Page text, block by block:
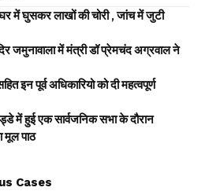
में घुसकर लाखों की चोरी , जांच में जुटी
जमुनावाला में मंत्री डॉ प्रेमचंद अग्रवाल ने
इन पूर्व अधिकारियो को दी महत्वपूर्ण
में हुई एक सार्वजनिक सभा के दौरान
मूल पाठ
Cases